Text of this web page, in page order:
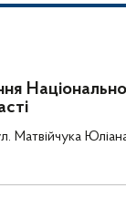
Матвійчука